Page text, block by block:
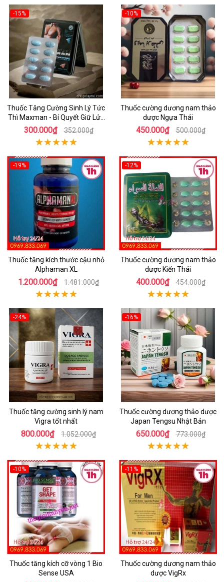
-15%
Thuốc Tăng Cường Sinh Lý Tức
Thì Maxman - Bí Quyết Giữ Lửa
Giường Chiếu
300.000₫ 352.000₫
-10%
Thuốc cường dương nam thảo
dược Ngựa Thái
450.000₫ 500.000₫
-19%
Thuốc tăng kích thước cậu nhỏ
Alphaman XL
1.200.000₫ 1.481.000₫
-12%
Thuốc cường dương nam thảo
dược Kiến Thái
400.000₫ 454.000₫
-24%
Thuốc tăng cường sinh lý nam
Vigra tốt nhất
800.000₫ 1.052.000₫
-16%
Thuốc cường dương thảo dược
Japan Tengsu Nhật Bản
650.000₫ 773.000₫
-10%
Thuốc tăng kích cỡ vòng 1 Bio
Sense USA
-11%
Thuốc cường dương nam thảo
dược VigRx